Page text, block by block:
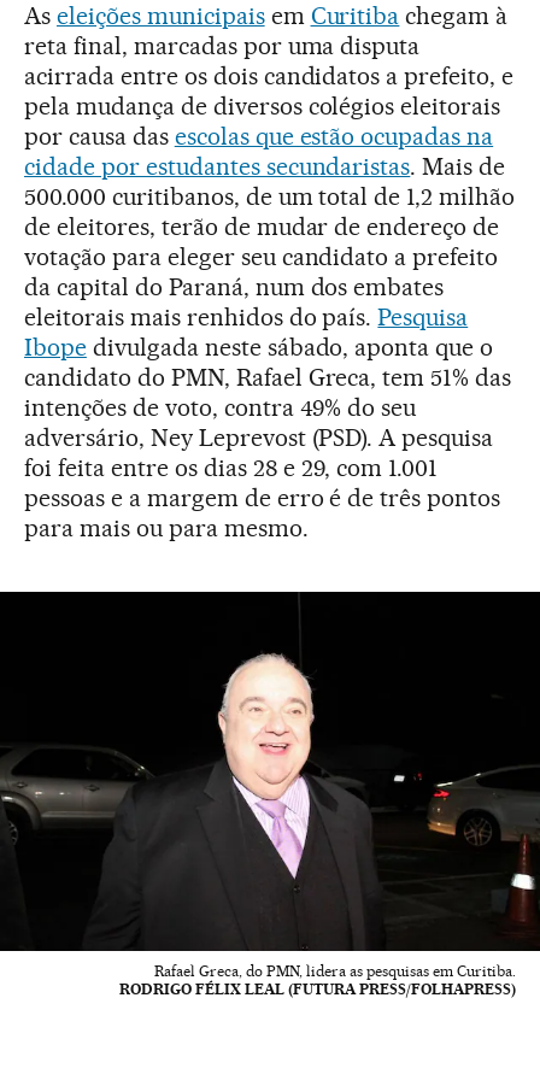
As eleições municipaisem Curitiba chegam à
reta final, marcadas por uma disputa
acirrada entre os dois candidatos a prefeito, e
pela mudança de diversos colégios eleitorais
por causa das escolas que estão ocupadas na
cidade por estudantes secundaristas. Mais de
500.000 curitibanos, de um total de 1,2 milhão
de eleitores, terão de mudar de endereço de
votação para eleger seu candidato a prefeito
da capital do Paraná, num dos embates
eleitorais mais renhidos do país.Pesquisa
Ibopedivulgada neste sábado, aponta que o
candidato do PMN, Rafael Greca, tem 51% das
intenções de voto, contra 49% do seu
adversário, Ney Leprevost (PSD). A pesquisa
foi feita entre os dias 28 e 29, com 1.001
pessoas e a margem de erro é de três pontos
para mais ou para mesmo.
Rafael Greca, do PMN, lidera as pesquisas em Curitiba.
RODRIGO FÉLIX LEAL (FUTURA PRESS/FOLHAPRESS)